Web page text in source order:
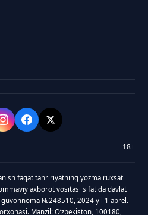
18+
faqat tahririyatning yozma ruxsati
axborot vositasi sifatida davlat
guvohnoma №248510, 2024 yil 1 aprel.
Manzil: Oʻzbekiston, 100180,